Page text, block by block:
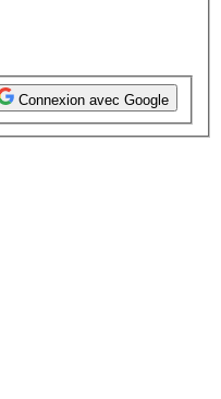
Connexion avec Google